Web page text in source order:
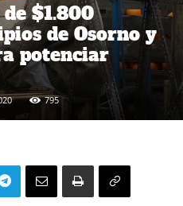
$1.800
de Osorno y
potenciar
795